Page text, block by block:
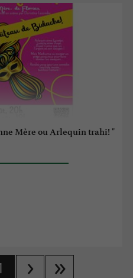
Mère ou Arlequin trahi! "